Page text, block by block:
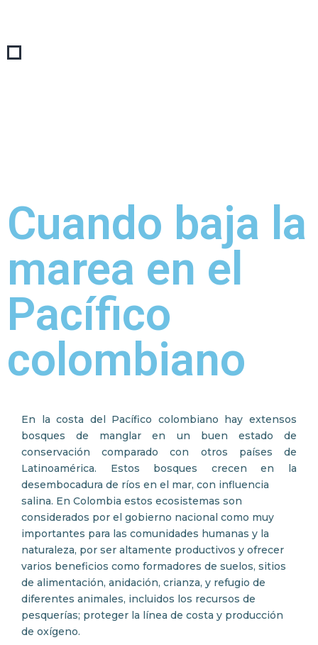
Cuando baja la
marea en el
Pacífico
colombiano
En la costa del Pacífico colombiano hay extensos
bosques de manglar en un buen estado de
conservación comparado con otros países de
Latinoamérica. Estos bosques crecen en la
desembocadura de ríos en el mar, con influencia
salina. En Colombia estos ecosistemas son
considerados por el gobierno nacional como muy
importantes para las comunidades humanas y la
naturaleza, por ser altamente productivos y ofrecer
varios beneficios como formadores de suelos, sitios
de alimentación, anidación, crianza, y refugio de
diferentes animales, incluidos los recursos de
pesquerías; proteger la línea de costa y producción
de oxígeno.